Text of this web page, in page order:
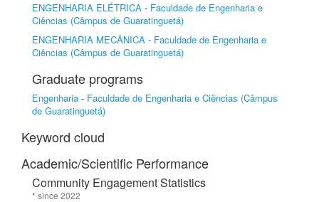
ENGENHARIA ELÉTRICA - Faculdade de Engenharia e
Ciências (Câmpus de Guaratinguetá)
ENGENHARIA MECÂNICA - Faculdade de Engenharia e
Ciências (Câmpus de Guaratinguetá)
Graduate programs
Engenharia - Faculdade de Engenharia e Ciências (Câmpus
de Guaratinguetá)
Keyword cloud
Academic/Scientific Performance
Community Engagement Statistics
* since 2022